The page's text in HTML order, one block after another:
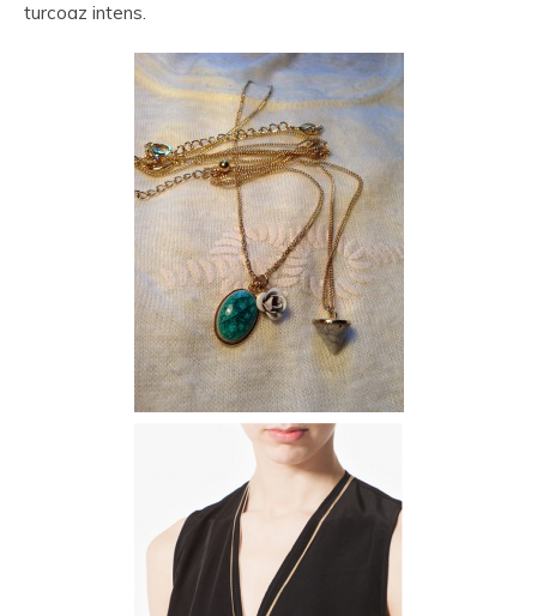
turcoaz intens.